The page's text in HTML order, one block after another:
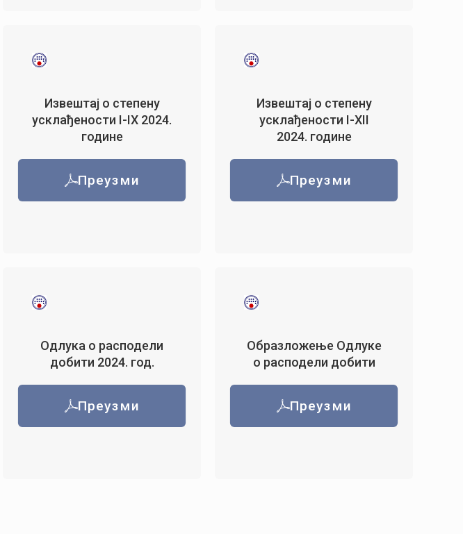
Извештај о степену
усклађености I-IX 2024.
године
Преузми
Извештај о степену
усклађености I-XII
2024. године
Преузми
Одлука о расподели
добити 2024. год.
Преузми
Образложење Одлуке
о расподели добити
Преузми